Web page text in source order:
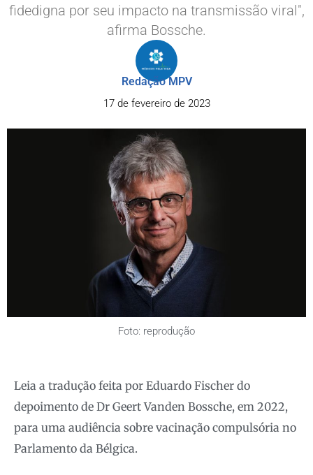
fidedigna por seu impacto na transmissão viral",
afirma Bossche.
Redação MPV
17 de fevereiro de 2023
Foto: reprodução
Leia a tradução feita por Eduardo Fischer do
depoimento de Dr Geert Vanden Bossche, em 2022,
para uma audiência sobre vacinação compulsória no
Parlamento da Bélgica.